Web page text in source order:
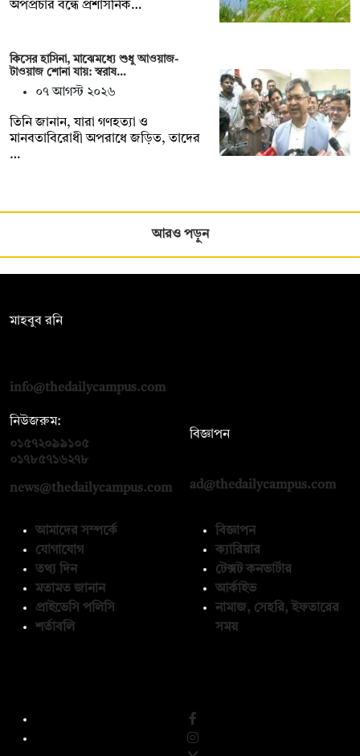
অপপ্রচার বন্ধে প্রশাসনিক…
কিসের হাসিনা, মাঝেমধ্যে শুধু আওয়াজ-
টাওয়াজ শোনা যায়: স্বরাষ…
০৭ আগস্ট ২০২৬
তিনি জানান, যারা গণহত্যা ও
মানবতাবিরোধী অপরাধে জড়িত, তাদের
…
আরও পড়ুন
মাহবুব রনি
info@thedailycampus.com
নিউজরুম:
০১৫৭২০৯৯১০৫
০১৭৮৫৭১৬২৭৮
news@thedailycampus.com
বিজ্ঞাপন
ad@thedailycampus.com
আমাদের সম্পর্কে
যোগাযোগ
তথ্য দিন
মতামত জানান
প্রাইভেসি পলিসি
শর্তাবলি
বিজ্ঞাপন
ক্যারিয়ার
টেক্সট কনভার্টার
আর্কাইভ
নামাজ, সেহরি, ইফতারের
সময়